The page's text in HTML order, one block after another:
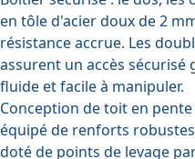
en tôle d'acier doux de 2
résistance accrue. Les
assurent un accès sécurisé
fluide et facile à manipuler.
Conception de toit en pente
équipé de renforts
doté de points de levage